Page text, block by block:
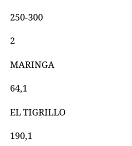
250-300
2
MARINGA
64,1
EL TIGRILLO
190,1